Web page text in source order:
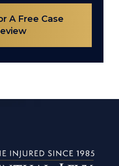
A Free Case